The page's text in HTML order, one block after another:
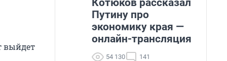
выйдет
Котюков рассказал
Путину про
экономику края —
онлайн-трансляция
54 130 141